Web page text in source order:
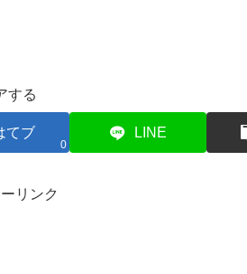
する
てブ
0
LINE
リンク